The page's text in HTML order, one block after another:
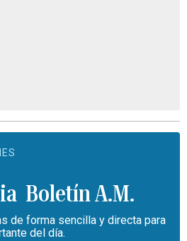
Boletín A.M.
de forma sencilla y directa para
del día.